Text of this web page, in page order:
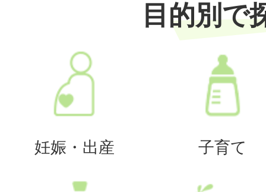
目的別で
妊娠・出産 子育て